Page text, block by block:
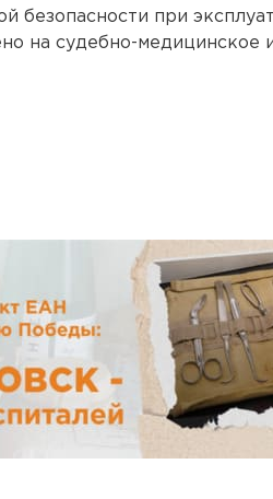
безопасности при
на судебно-медицинское